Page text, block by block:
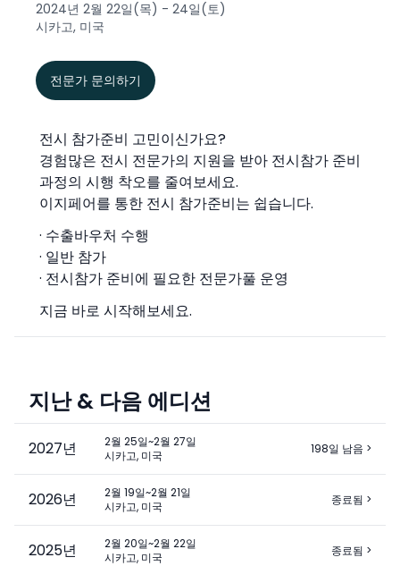
2024년 2월 22일(목) - 24일(토)
시카고, 미국
전문가 문의하기
전시 참가준비 고민이신가요?
경험많은 전시 전문가의 지원을 받아 전시참가 준비
과정의 시행 착오를 줄여보세요.
이지페어를 통한 전시 참가준비는 쉽습니다.
· 수출바우처 수행
· 일반 참가
· 전시참가 준비에 필요한 전문가풀 운영
지금 바로 시작해보세요.
지난 & 다음 에디션
2027년
2월 25일~2월 27일
시카고, 미국
198일 남음 >
2026년
2월 19일~2월 21일
시카고, 미국
종료됨 >
2025년
2월 20일~2월 22일
시카고, 미국
종료됨 >